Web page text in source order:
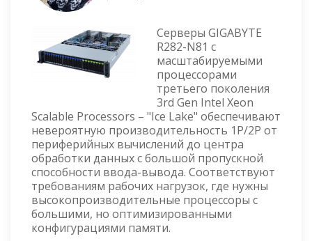
R282-
N81
Серверы GIGABYTE
R282-N81 с
масштабируемыми
процессорами
третьего поколения
3rd Gen Intel Xeon
Scalable Processors – "Ice Lake" обеспечивают
невероятную производительность 1P/2P от
периферийных вычислений до центра
обработки данных с большой пропускной
способности ввода-вывода. Соответствуют
требованиям рабочих нагрузок, где нужны
высокопроизводительные процессоры с
большими, но оптимизированными
конфигурациями памяти.